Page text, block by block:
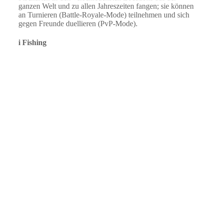
ganzen Welt und zu allen Jahreszeiten fangen; sie können
an Turnieren (Battle-Royale-Mode) teilnehmen und sich
gegen Freunde duellieren (PvP-Mode).
i Fishing